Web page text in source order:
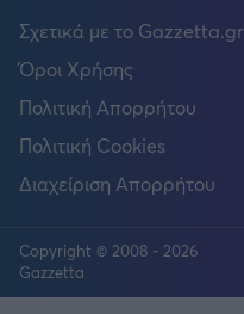
Σχετικά με το Gazzetta.gr
Όροι Χρήσης
Πολιτική Απορρήτου
Πολιτική Cookies
Διαχείριση Απορρήτου
Copyright © 2008 - 2026
Gazzetta